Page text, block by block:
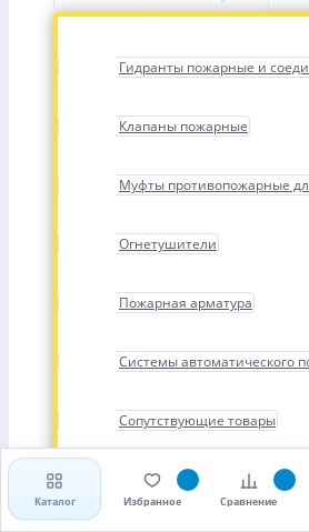
Гидранты пожарные и
Клапаны пожарные
Муфты противопожарные
Огнетушители
Пожарная арматура
Системы автоматического
Сопутствующие товары
Стволы, рукава и головки
Каталог Избранное Сравнение